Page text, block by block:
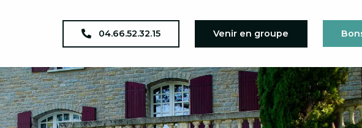
04.66.52.32.15 Venir en groupe